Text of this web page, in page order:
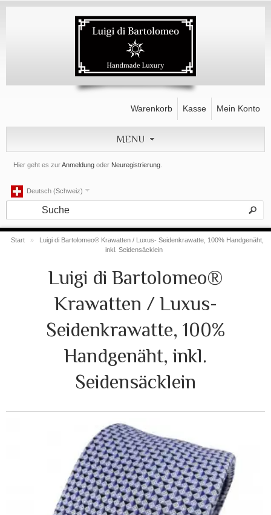
Hier geht es zurAnmeldung oder Neuregistrierung
Warenkorb Kasse Mein Konto
MENU
Deutsch (Schweiz)
Start »
Luigi di Bartolomeo® Krawatten / Luxus- Seidenkrawatte, 100% Handgenäht,
inkl. Seidensäcklein
Luigi di Bartolomeo®
Krawatten / Luxus-
Seidenkrawatte, 100%
Handgenäht, inkl.
Seidensäcklein